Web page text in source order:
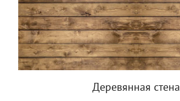
Деревянная стена